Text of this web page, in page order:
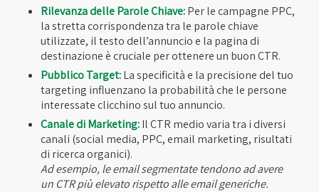
Rilevanza delle Parole Chiave:Per le campagne PPC,
la stretta corrispondenza tra le parole chiave
utilizzate, il testo dell’annuncio e la pagina di
destinazione è cruciale per ottenere un buon CTR.
Pubblico Target:La specificità e la precisione del tuo
targeting influenzano la probabilità che le persone
interessate clicchino sul tuo annuncio.
Canale di Marketing:Il CTR medio varia tra i diversi
canali (social media, PPC, email marketing, risultati
di ricerca organici).
Ad esempio, le email segmentate tendono ad avere
un CTR più elevato rispetto alle email generiche.